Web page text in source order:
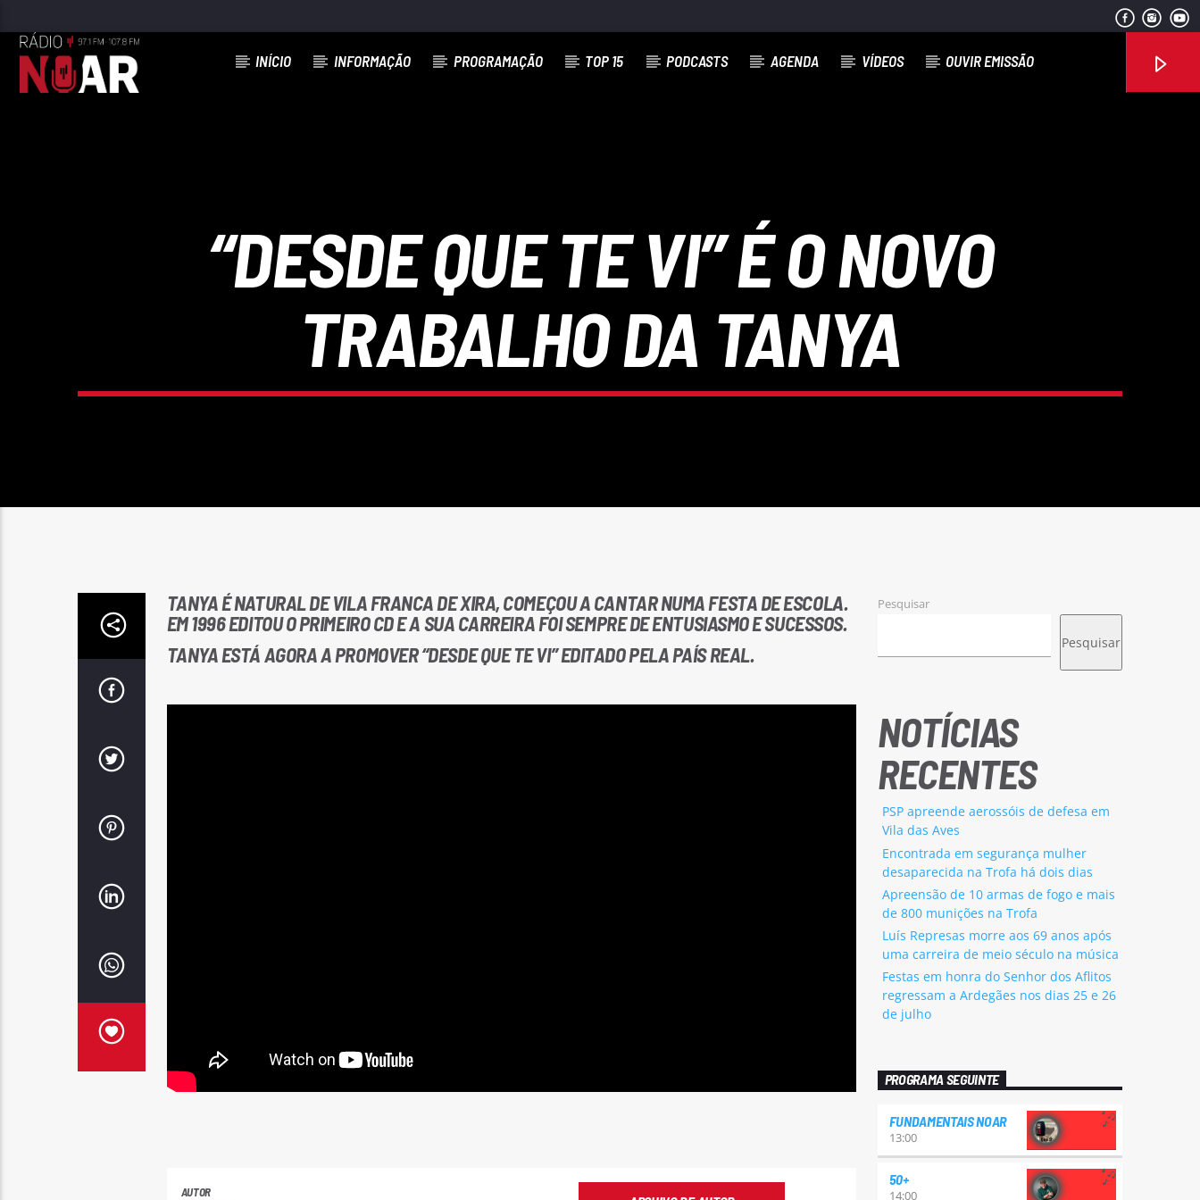
INÍCIO INFORMAÇÃO PROGRAMAÇÃO TOP 15 PODCASTS AGENDA VÍDEOS OUVIR EMISSÃO
“DESDE QUE TE VI” É O NOVO
TRABALHO DA TANYA
TANYA É NATURAL DE VILA FRANCA DE XIRA, COMEÇOU A CANTAR NUMA FESTA DE ESCOLA.
EM 1996 EDITOU O PRIMEIRO CD E A SUA CARREIRA FOI SEMPRE DE ENTUSIASMO E SUCESSOS.
TANYA ESTÁ AGORA A PROMOVER “DESDE QUE TE VI” EDITADO PELA PAÍS REAL.
AUTOR
Pesquisar
Pesquisar
NOTÍCIAS
RECENTES
PSP apreende aerossóis de defesa em
Vila das Aves
Encontrada em segurança mulher
desaparecida na Trofa há dois dias
Apreensão de 10 armas de fogo e mais
de 800 munições na Trofa
Luís Represas morre aos 69 anos após
uma carreira de meio século na música
Festas em honra do Senhor dos Aflitos
regressam a Ardegães nos dias 25 e 26
de julho
PROGRAMA SEGUINTE
FUNDAMENTAIS NOAR
13:00
50+
14:00